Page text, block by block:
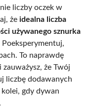
liczby oczek w
że idealna liczba
używanego sznurka
Poeksperymentuj,
To naprawdę
zauważysz, że Twój
liczbę dodawanych
gdy dywan